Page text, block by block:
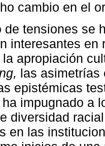
cambio en el
de tensiones se
interesantes
la apropiación
las asimetrías
epistémicas
impugnado a
diversidad
en las